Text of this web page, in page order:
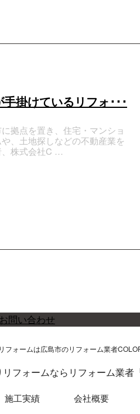
掛けているリフォ･･･
拠点を置き、住宅・マンショ
、土地探しなどの不動産業を
、株式会社C …
フォームならリフォーム業者
施工実績 会社概要